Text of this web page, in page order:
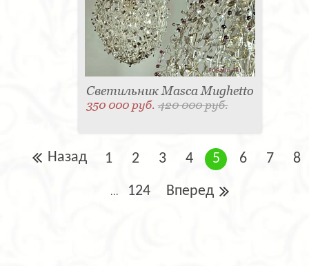
Светильник Masca Mughetto
350 000 руб.420 000 руб.
Назад 1 2 3 4 5 6 7 8
... 124 Вперед